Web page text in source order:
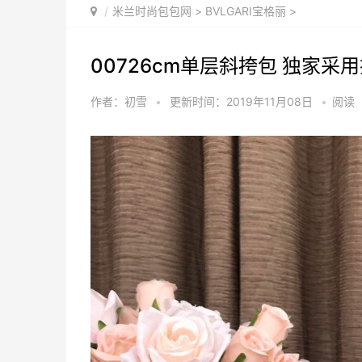
米兰时尚包包网 > BVLGARI宝格丽 >
00726cm单层斜挎包 独家采
作者：初雪 • 更新时间：2019年11月08日 • 阅读